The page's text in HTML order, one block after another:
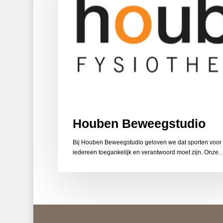
Houben Beweegstudio
Bij Houben Beweegstudio geloven we dat sporten voor
iedereen toegankelijk en verantwoord moet zijn.